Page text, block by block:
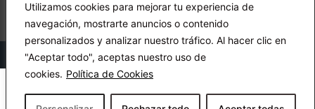
Utilizamos cookies para mejorar tu experiencia de
navegación, mostrarte anuncios o contenido
personalizados y analizar nuestro tráfico. Al hacer clic en
"Aceptar todo", aceptas nuestro uso de
cookies. Política de Cookies
© Copyright Ecuador Chequea 2025.